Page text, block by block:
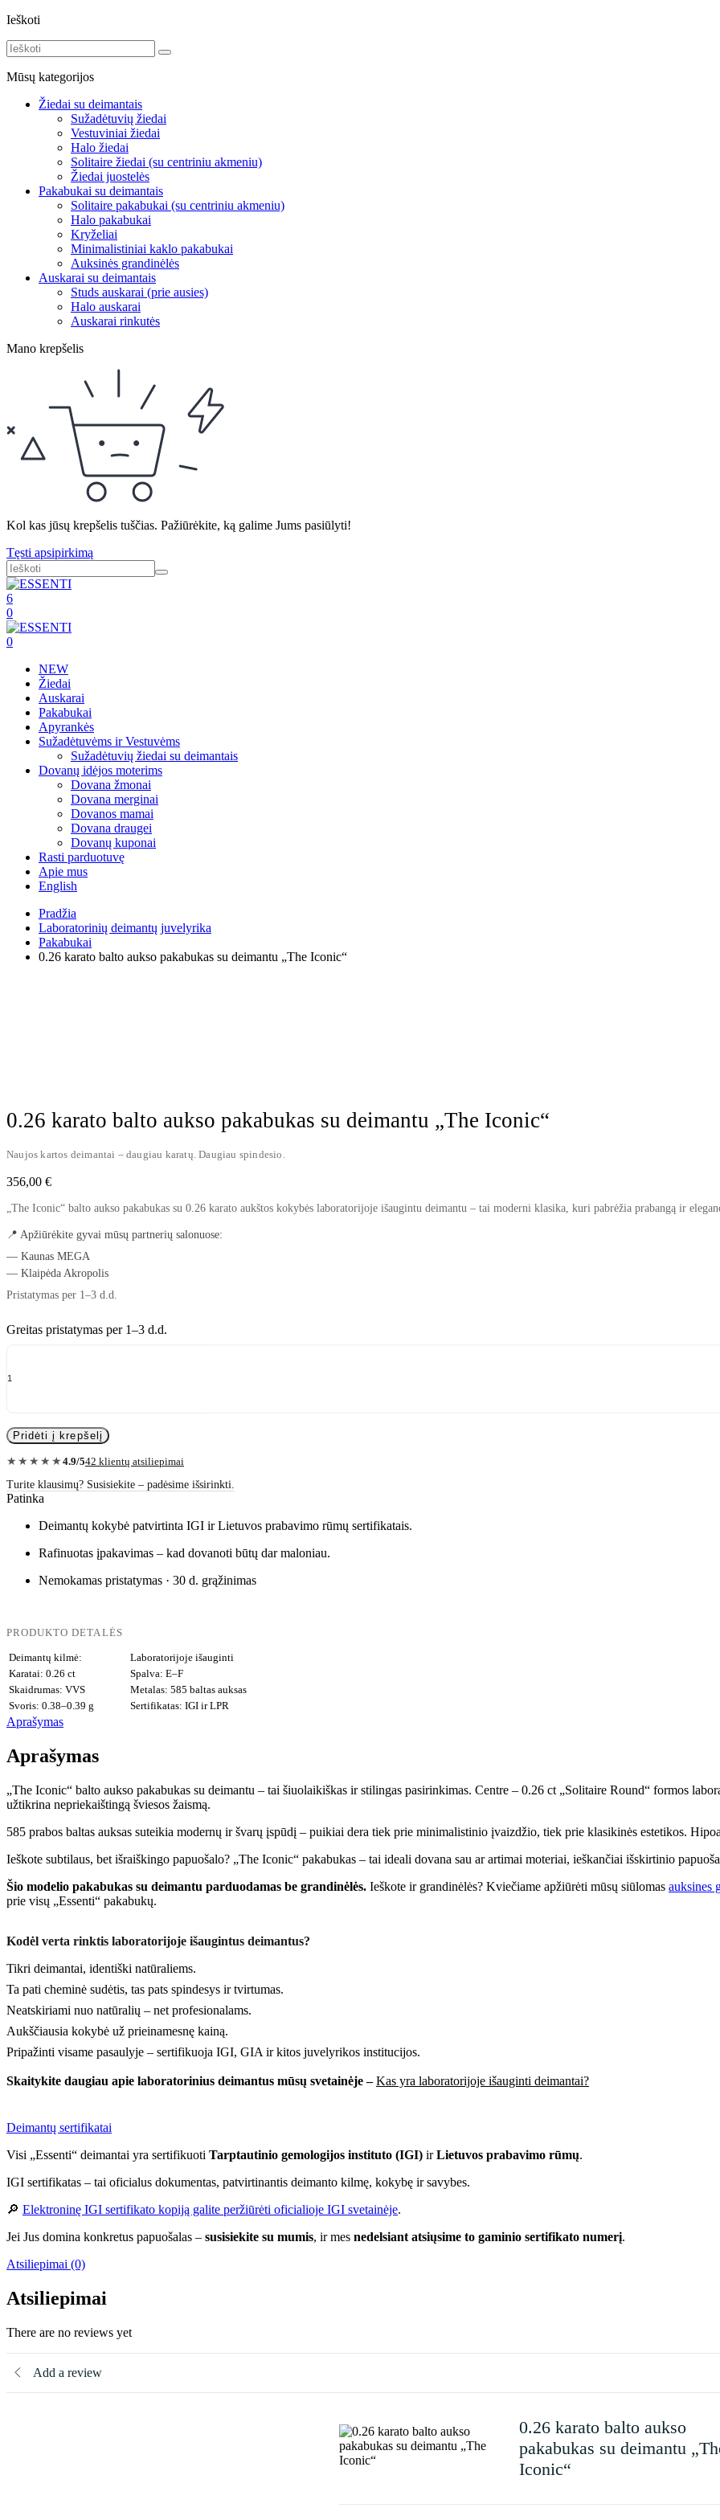
Ieškoti
Mūsų kategorijos
Žiedai su deimantais
Sužadėtuvių žiedai
Vestuviniai žiedai
Halo žiedai
Solitaire žiedai (su centriniu akmeniu)
Žiedai juostelės
Pakabukai su deimantais
Solitaire pakabukai (su centriniu akmeniu)
Halo pakabukai
Kryželiai
Minimalistiniai kaklo pakabukai
Auksinės grandinėlės
Auskarai su deimantais
Studs auskarai (prie ausies)
Halo auskarai
Auskarai rinkutės
Mano krepšelis
Kol kas jūsų krepšelis tuščias. Pažiūrėkite, ką galime Jums pasiūlyti!
Tęsti apsipirkimą
6
0
0
NEW
Žiedai
Auskarai
Pakabukai
Apyrankės
Sužadėtuvėms ir Vestuvėms
Sužadėtuvių žiedai su deimantais
Dovanų idėjos moterims
Dovana žmonai
Dovana merginai
Dovanos mamai
Dovana draugei
Dovanų kuponai
Rasti parduotuvę
Apie mus
English
Pradžia
Laboratorinių deimantų juvelyrika
Pakabukai
0.26 karato balto aukso pakabukas su deimantu „The Iconic“
0.26 karato balto aukso pakabukas su deimantu „The Iconic“
Naujos kartos deimantai – daugiau karatų. Daugiau spindesio.
356,00 €
„The Iconic“ balto aukso pakabukas su 0.26 karato aukštos kokybės laboratorijoje išaugintu deimantu – tai moderni klasika, kuri pabrėžia prabangą ir
📍 Apžiūrėkite gyvai mūsų partnerių salonuose:
— Kaunas MEGA
— Klaipėda Akropolis
Pristatymas per 1–3 d.d.
Greitas pristatymas per 1–3 d.d.
balto
„The
Iconic“
quantity
Pridėti į krepšelį
★★★★★ 4.9/542 klientų atsiliepimai
Turite klausimų? Susisiekite – padėsime išsirinkti.
Patinka
Deimantų kokybė patvirtinta IGI ir Lietuvos prabavimo rūmų sertifikatais.
Rafinuotas įpakavimas – kad dovanoti būtų dar maloniau.
Nemokamas pristatymas · 30 d. grąžinimas
PRODUKTO DETALĖS
Deimantų kilmė:
Laboratorijoje išauginti
Karatai: 0.26 ct
Spalva: E–F
Skaidrumas: VVS
Metalas: 585 baltas auksas
Svoris: 0.38–0.39 g
Sertifikatas: IGI ir LPR
Aprašymas
Aprašymas
„The Iconic“ balto aukso pakabukas su deimantu – tai šiuolaikiškas ir stilingas pasirinkimas. Centre – 0.26 ct „Solitaire Round“ formos
užtikrina nepriekaištingą šviesos žaismą.
585 prabos baltas auksas suteikia modernų ir švarų įspūdį – puikiai dera tiek prie minimalistinio įvaizdžio, tiek prie klasikinės estetikos.
Ieškote subtilaus, bet išraiškingo papuošalo? „The Iconic“ pakabukas – tai ideali dovana sau ar artimai moteriai, ieškančiai išskirtinio
Šio modelio pakabukas su deimantu parduodamas be grandinėlės. Ieškote ir grandinėlės? Kviečiame apžiūrėti mūsų siūlomas auksines
prie visų „Essenti“ pakabukų.
Kodėl verta rinktis laboratorijoje išaugintus deimantus?
Tikri deimantai, identiški natūraliems.
Ta pati cheminė sudėtis, tas pats spindesys ir tvirtumas.
Neatskiriami nuo natūralių – net profesionalams.
Aukščiausia kokybė už prieinamesnę kainą.
Pripažinti visame pasaulyje – sertifikuoja IGI, GIA ir kitos juvelyrikos institucijos.
Skaitykite daugiau apie laboratorinius deimantus mūsų svetainėje –Kas yra laboratorijoje išauginti deimantai?
Deimantų sertifikatai
Visi „Essenti“ deimantai yra sertifikuoti Tarptautinio gemologijos instituto (IGI) irLietuvos prabavimo rūmų.
IGI sertifikatas – tai oficialus dokumentas, patvirtinantis deimanto kilmę, kokybę ir savybes.
🔎 Elektroninę IGI sertifikato kopiją galite peržiūrėti oficialioje IGI svetainėje.
Jei Jus domina konkretus papuošalas – susisiekite su mumis, ir mes nedelsiant atsiųsime to gaminio sertifikato numerį.
Atsiliepimai (0)
Atsiliepimai
There are no reviews yet
Add a review
0.26 karato balto aukso
pakabukas su deimantu
Iconic“